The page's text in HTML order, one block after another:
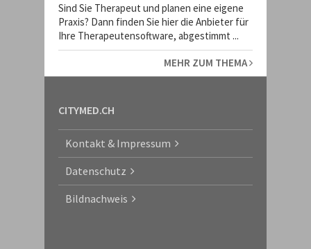
Sind Sie Therapeut und planen eine eigene
Praxis? Dann finden Sie hier die Anbieter für
Ihre Therapeutensoftware, abgestimmt ...
MEHR ZUM THEMA
CITYMED.CH
Kontakt & Impressum
Datenschutz
Bildnachweis